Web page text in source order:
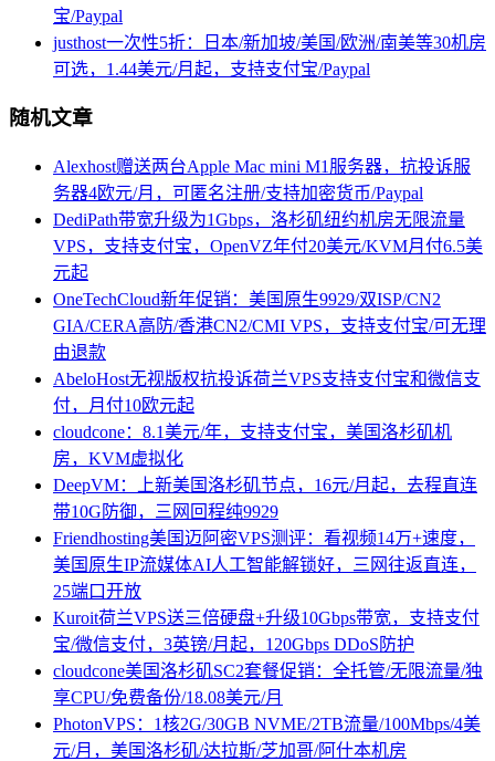
宝/Paypal
justhost一次性5折：日本/新加坡/美国/欧洲/南美等30机房
可选，1.44美元/月起，支持支付宝/Paypal
随机文章
Alexhost赠送两台Apple Mac mini M1服务器，抗投诉服
务器4欧元/月，可匿名注册/支持加密货币/Paypal
DediPath带宽升级为1Gbps，洛杉矶纽约机房无限流量
VPS，支持支付宝，OpenVZ年付20美元/KVM月付6.5美
元起
OneTechCloud新年促销：美国原生9929/双ISP/CN2
GIA/CERA高防/香港CN2/CMI VPS，支持支付宝/可无理
由退款
AbeloHost无视版权抗投诉荷兰VPS支持支付宝和微信支
付，月付10欧元起
cloudcone：8.1美元/年，支持支付宝，美国洛杉矶机
房，KVM虚拟化
DeepVM：上新美国洛杉矶节点，16元/月起，去程直连
带10G防御，三网回程纯9929
Friendhosting美国迈阿密VPS测评：看视频14万+速度，
美国原生IP流媒体AI人工智能解锁好，三网往返直连，
25端口开放
Kuroit荷兰VPS送三倍硬盘+升级10Gbps带宽，支持支付
宝/微信支付，3英镑/月起，120Gbps DDoS防护
cloudcone美国洛杉矶SC2套餐促销：全托管/无限流量/独
享CPU/免费备份/18.08美元/月
PhotonVPS：1核2G/30GB NVME/2TB流量/100Mbps/4美
元/月，美国洛杉矶/达拉斯/芝加哥/阿什本机房